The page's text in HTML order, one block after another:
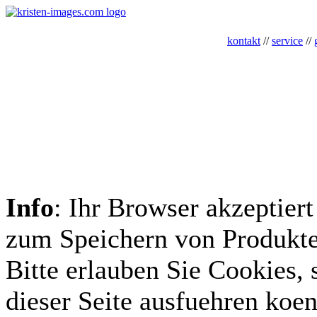
kontakt //service //
Info: Ihr Browser
zum Speichern von
Bitte erlauben Sie Cookies,
dieser Seite ausfuehren